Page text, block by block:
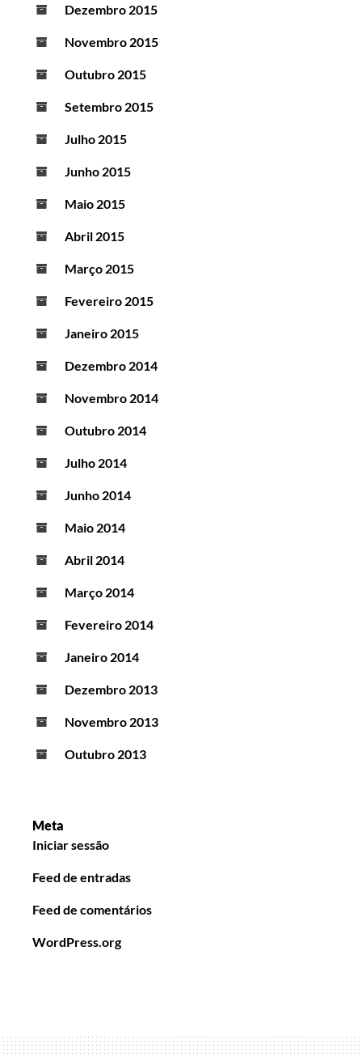
Dezembro 2015
Novembro 2015
Outubro 2015
Setembro 2015
Julho 2015
Junho 2015
Maio 2015
Abril 2015
Março 2015
Fevereiro 2015
Janeiro 2015
Dezembro 2014
Novembro 2014
Outubro 2014
Julho 2014
Junho 2014
Maio 2014
Abril 2014
Março 2014
Fevereiro 2014
Janeiro 2014
Dezembro 2013
Novembro 2013
Outubro 2013
Meta
Iniciar sessão
Feed de entradas
Feed de comentários
WordPress.org